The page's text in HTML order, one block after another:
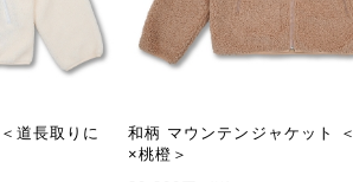
道長取りに
和柄 マウンテンジャケット
×桃橙＞